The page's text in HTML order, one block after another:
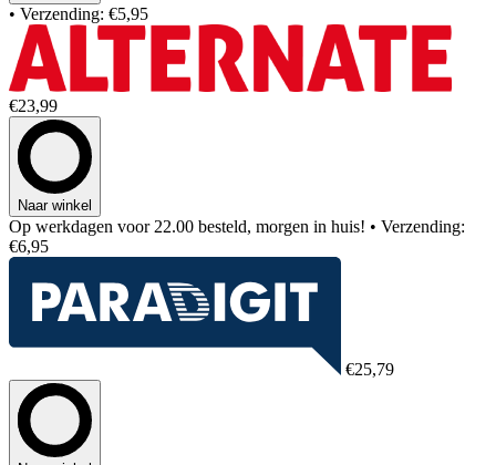
• Verzending: €5,95
€23,99
Naar winkel
Op werkdagen voor 22.00 besteld, morgen in huis! • Verzending:
€6,95
€25,79